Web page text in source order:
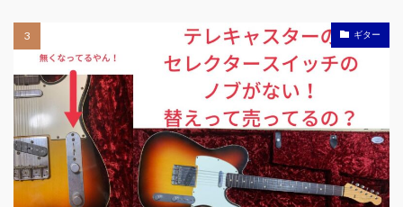
ギター